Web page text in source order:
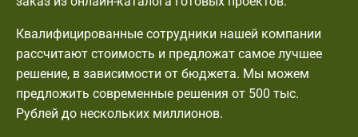
Квалифицированные сотрудники нашей компании
рассчитают стоимость и предложат самое лучшее
решение, в зависимости от бюджета. Мы можем
предложить современные решения от 500 тыс.
Рублей до нескольких миллионов.